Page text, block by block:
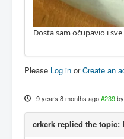
Dosta sam očupavio i
Please Log in orCreate an
9 years 8 months ago #239 by
crkcrk replied the topic: